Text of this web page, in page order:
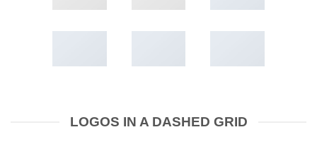
LOGOS IN A DASHED GRID